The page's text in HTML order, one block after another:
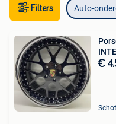
Filters Auto-
€